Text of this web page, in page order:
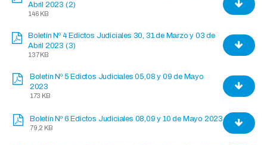
Abril 2023 (2)
146 KB
Boletín Nº 4 Edictos Judiciales 30, 31 de Marzo y 03 de
Abril 2023 (3)
137 KB
Boletín Nº 5 Edictos Judiciales 05,08 y 09 de Mayo
2023
173 KB
Boletín Nº 6 Edictos Judiciales 08,09 y 10 de Mayo 2023
79,2 KB